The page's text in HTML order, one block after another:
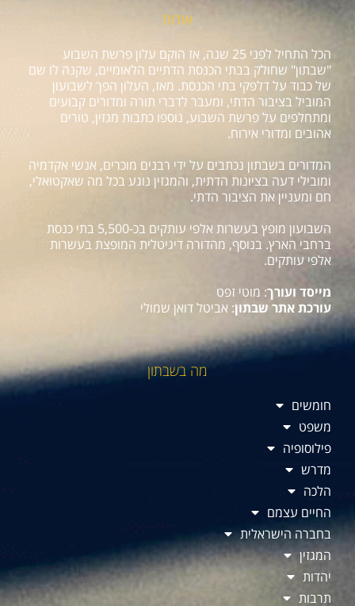
אודות
הכל התחיל לפני 25 שנה, אז הוקם עלון פרשת השבוע
"שבתון" שחולק בבתי הכנסת הדתיים הלאומיים, שקנה לו שם
של כבוד על דלפקי בתי הכנסת. מאז, העלון הפך לשבועון
המוביל בציבור הדתי, ומעבר לדברי תורה ומדורים קבועים
ומתחלפים על פרשת השבוע, נוספו כתבות מגזין, טורים
אהובים ומדורי אירוח.
המדורים בשבתון נכתבים על ידי רבנים מוכרים, אנשי אקדמיה
ומובילי דעה בציונות הדתית, והמגזין נוגע בכל מה שאקטואלי,
חם ומעניין את הציבור הדתי.
השבועון מופץ בעשרות אלפי עותקים בכ-5,500 בתי כנסת
ברחבי הארץ. בנוסף, מהדורה דיגיטלית המופצת בעשרות
אלפי עותקים.
מייסד ועורך: מוטי זפט
עורכת אתר שבתון: אביטל דואן שמולי
מה בשבתון
חומשים
משפט
פילוסופיה
מדרש
הלכה
החיים עצמם
בחברה הישראלית
המגזין
יהדות
תרבות